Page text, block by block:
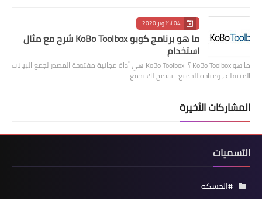
04 أكتوبر 2020
ما هو برنامج كوبو KoBo Toolbox شرح مع مثال
استخدام
ما هو KoBo Toolbox ؟ KoBo Toolbox هي أداة مجانية مفتوحة المصدر لجمع البيانات
المتنقلة ، ومتاحة للجميع. يسمح لك بجمع …
المشاركات الأخيرة
التسميات
#الحسكة